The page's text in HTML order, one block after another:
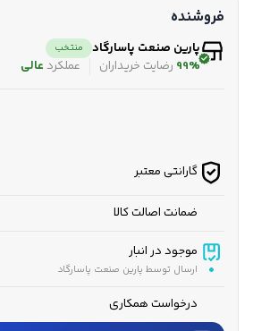
فروشنده
پارین صنعت پاسارگاد منتخب
99% رضایت خریداران عملکرد عالی
گارانتی معتبر
ضمانت اصالت کالا
موجود در انبار
ارسال توسط پارین صنعت پاسارگاد
درخواست همکاری